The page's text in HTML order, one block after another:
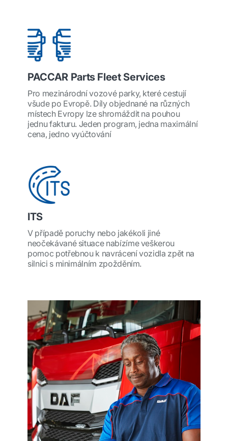
PACCAR Parts Fleet Services
Pro mezinárodní vozové parky, které cestují
všude po Evropě. Díly objednané na různých
místech Evropy lze shromáždit na pouhou
jednu fakturu. Jeden program, jedna maximální
cena, jedno vyúčtování
ITS
V případě poruchy nebo jakékoli jiné
neočekávané situace nabízíme veškerou
pomoc potřebnou k navrácení vozidla zpět na
silnici s minimálním zpožděním.